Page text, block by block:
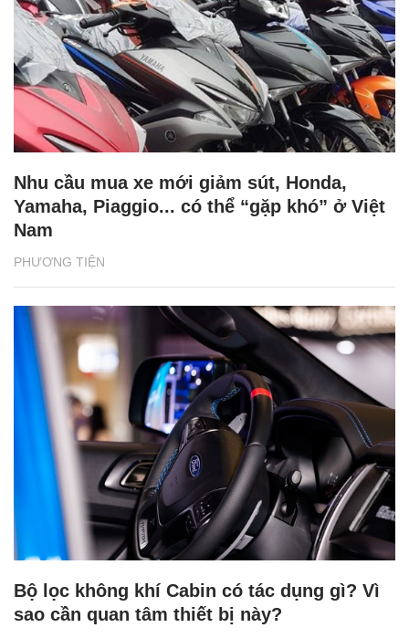
PHƯƠNG TIỆN
Nhu cầu mua xe mới giảm sút, Honda,
Yamaha, Piaggio... có thể “gặp khó” ở Việt
Nam
Bộ lọc không khí Cabin có tác dụng gì? Vì
sao cần quan tâm thiết bị này?